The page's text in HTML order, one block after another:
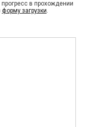
в прохождении
форму загрузки.